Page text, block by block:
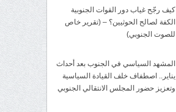
كيف رجّح غياب دور القوات الجنوبية
الكفة لصالح الحوثيين؟ – (تقرير خاص
للصوت الجنوبي)
المشهد السياسي في الجنوب بعد أحداث
يناير.. اصطفاف خلف القيادة السياسية
وتعزيز حضور المجلس الانتقالي الجنوبي